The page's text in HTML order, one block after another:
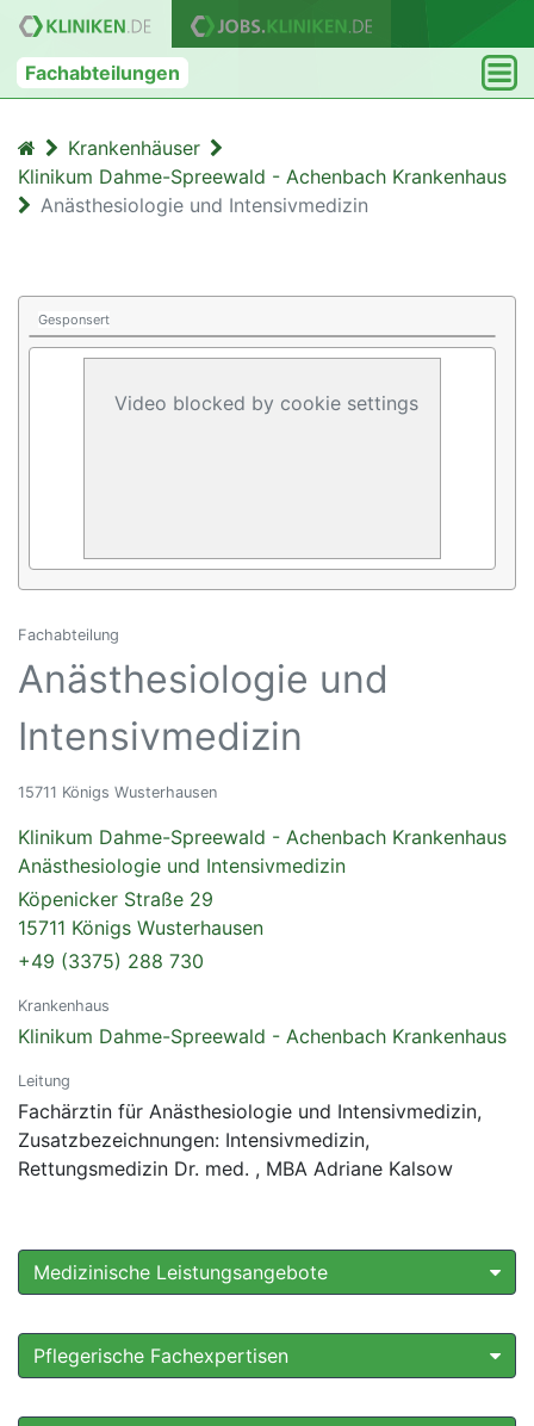
Fachabteilungen
Krankenhäuser
Klinikum Dahme-Spreewald - Achenbach Krankenhaus
Anästhesiologie und Intensivmedizin
Gesponsert
Video blocked by cookie settings
Fachabteilung
Anästhesiologie und
Intensivmedizin
15711 Königs Wusterhausen
Klinikum Dahme-Spreewald - Achenbach Krankenhaus
Anästhesiologie und Intensivmedizin
Köpenicker Straße 29
15711 Königs Wusterhausen
+49 (3375) 288 730
Krankenhaus
Klinikum Dahme-Spreewald - Achenbach Krankenhaus
Leitung
Fachärztin für Anästhesiologie und Intensivmedizin,
Zusatzbezeichnungen: Intensivmedizin,
Rettungsmedizin Dr. med. , MBA Adriane Kalsow
Medizinische Leistungsangebote
Pflegerische Fachexpertisen